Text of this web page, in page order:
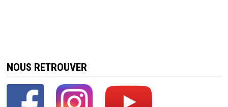
NOUS RETROUVER